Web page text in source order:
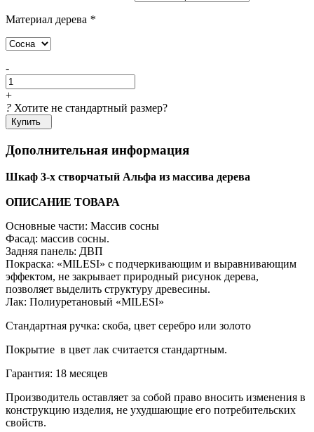
Материал дерева *
-
+
? Хотите не стандартный размер?
Купить
Дополнительная информация
Шкаф 3-х створчатый Альфа из массива дерева
ОПИСАНИЕ ТОВАРА
Основные части: Массив сосны
Фасад: массив сосны.
Задняя панель: ДВП
Покраска: «MILESI» с подчеркивающим и выравнивающим
эффектом, не закрывает природный рисунок дерева,
позволяет выделить структуру древесины.
Лак: Полиуретановый «MILESI»
Стандартная ручка: скоба, цвет серебро или золото
Покрытие в цвет лак считается стандартным.
Гарантия: 18 месяцев
Производитель оставляет за собой право вносить изменения в
конструкцию изделия, не ухудшающие его потребительских
свойств.